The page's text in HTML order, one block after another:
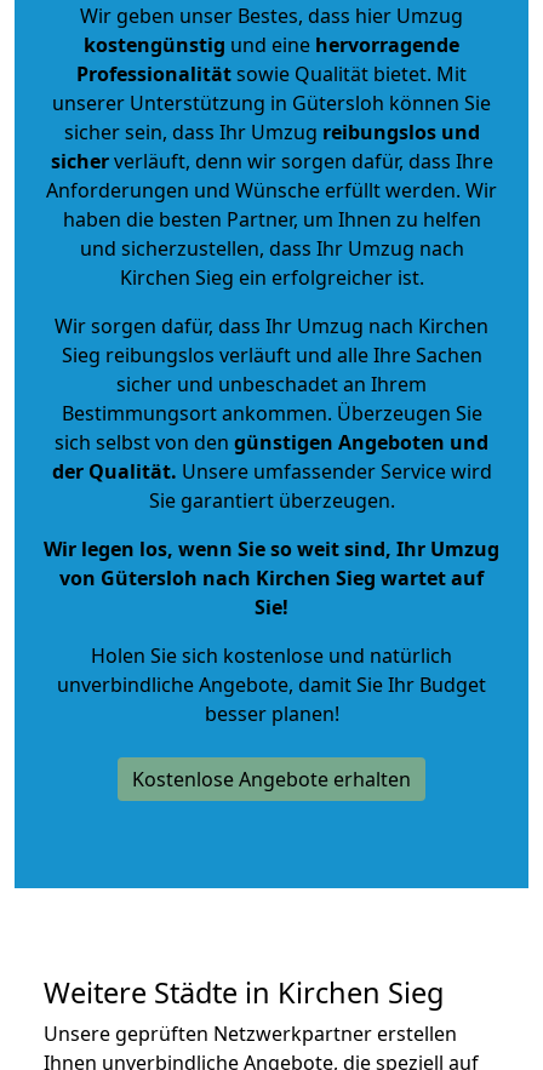
Wir geben unser Bestes, dass hier Umzug
kostengünstig und eine hervorragende
Professionalitätsowie Qualität bietet. Mit
unserer Unterstützung in Gütersloh können Sie
sicher sein, dass Ihr Umzug reibungslos und
sicherverläuft, denn wir sorgen dafür, dass Ihre
Anforderungen und Wünsche erfüllt werden. Wir
haben die besten Partner, um Ihnen zu helfen
und sicherzustellen, dass Ihr Umzug nach
Kirchen Sieg ein erfolgreicher ist.
Wir sorgen dafür, dass Ihr Umzug nach Kirchen
Sieg reibungslos verläuft und alle Ihre Sachen
sicher und unbeschadet an Ihrem
Bestimmungsort ankommen. Überzeugen Sie
sich selbst von den günstigen Angeboten und
der Qualität. Unsere umfassender Service wird
Sie garantiert überzeugen.
Wir legen los, wenn Sie so weit sind, Ihr Umzug
von Gütersloh nach Kirchen Sieg wartet auf
Sie!
Holen Sie sich kostenlose und natürlich
unverbindliche Angebote, damit Sie Ihr Budget
besser planen!
Kostenlose Angebote erhalten
Weitere Städte in Kirchen Sieg
Unsere geprüften Netzwerkpartner erstellen
Ihnen unverbindliche Angebote, die speziell auf